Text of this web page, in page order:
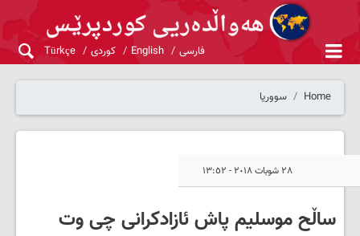
فارسی English کوردی Türkçe
Home سووریا
٢٨ شوبات ٢٠١٨ - ١٣:٥٢
ساڵح موسلیم پاش ئازادکرانی چی وت